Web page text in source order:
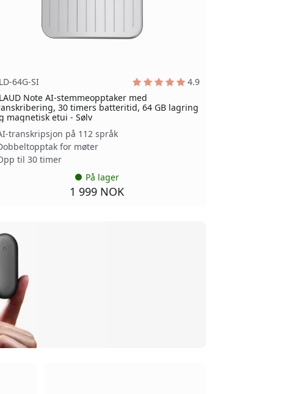
64G-SI
4.9
Note AI-stemmeopptaker med
30 timers batteritid, 64 GB lagring
magnetisk etui - Sølv
transkripsjon på 112 språk
for møter
til 30 timer
På lager
1 999 NOK